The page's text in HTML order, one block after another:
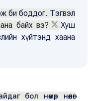
би боддог. Тэгвэл
байх вэ?
Хуш
хүйтэнд хаана
бол нөмөр нөөлөг